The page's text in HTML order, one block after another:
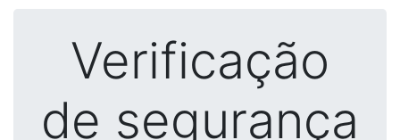
Verificação
de segurança